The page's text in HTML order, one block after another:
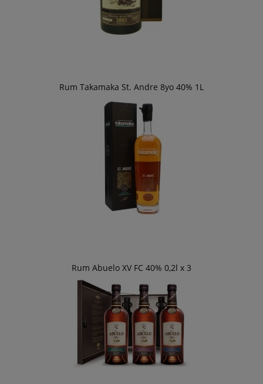
Rum Takamaka St. Andre 8yo 40% 1L
Rum Abuelo XV FC 40% 0,2l x 3